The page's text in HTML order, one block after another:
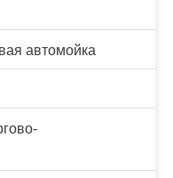
автомойка